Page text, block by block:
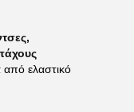
,
από ελαστικό